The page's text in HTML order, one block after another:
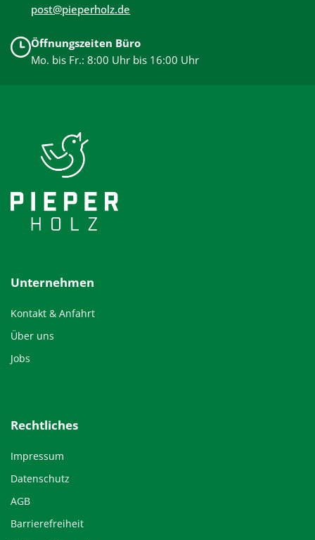
post@pieperholz.de
Öffnungszeiten Büro
Mo. bis Fr.: 8:00 Uhr bis 16:00 Uhr
Unternehmen
Kontakt & Anfahrt
Über uns
Jobs
Rechtliches
Impressum
Datenschutz
AGB
Barrierefreiheit